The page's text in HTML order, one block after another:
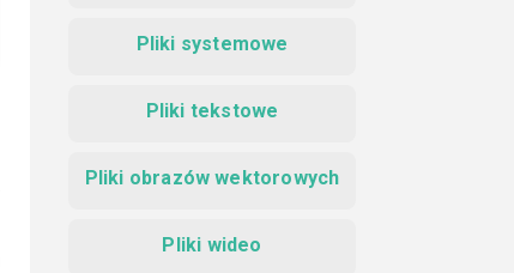
Pliki systemowe
Pliki tekstowe
Pliki obrazów wektorowych
Pliki wideo